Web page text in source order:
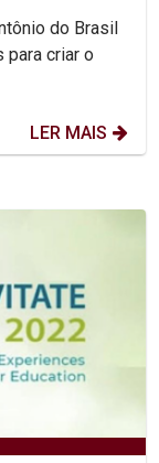
do Brasil
para criar o
LER MAIS